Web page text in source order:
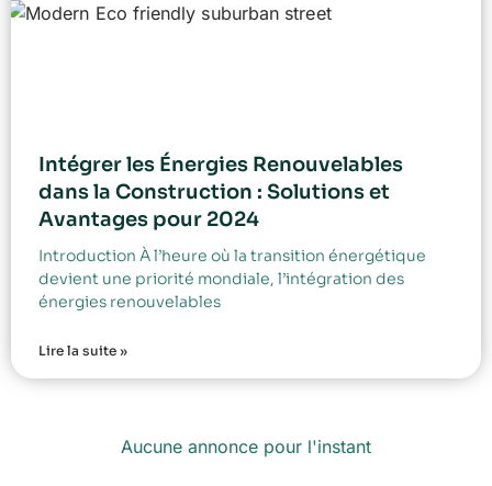
Intégrer les Énergies Renouvelables
dans la Construction : Solutions et
Avantages pour 2024
Introduction À l’heure où la transition énergétique
devient une priorité mondiale, l’intégration des
énergies renouvelables
Lire la suite »
Aucune annonce pour l'instant